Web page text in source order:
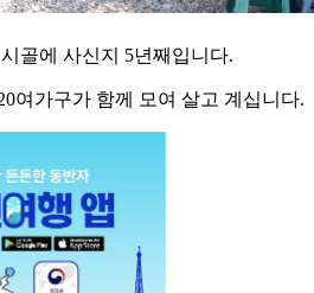
골에 사신지 5년째입니다.
여가구가 함께 모여 살고 계십니다.